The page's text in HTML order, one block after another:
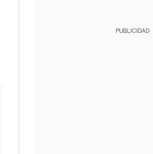
PUBLICIDAD